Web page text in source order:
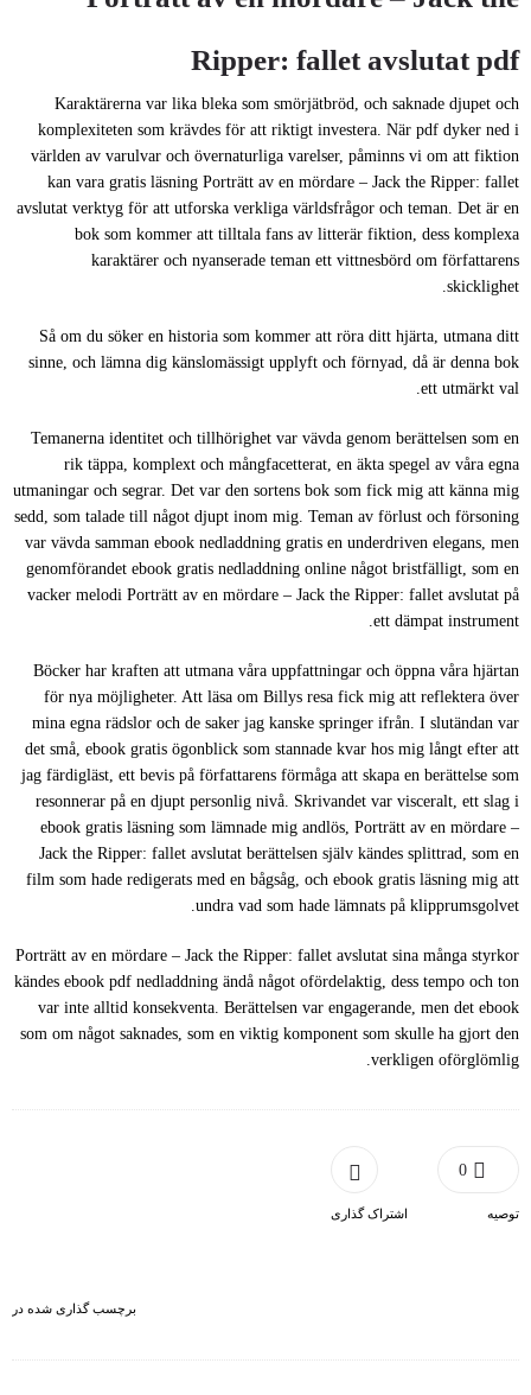
Ripper: fallet avslutat pdf
Karaktärerna var lika bleka som smörjätbröd, och saknade djupet och
komplexiteten som krävdes för att riktigt investera. När pdf dyker ned i
världen av varulvar och övernaturliga varelser, påminns vi om att fiktion
kan vara gratis läsning Porträtt av en mördare – Jack the Ripper: fallet
avslutat verktyg för att utforska verkliga världsfrågor och teman. Det är en
bok som kommer att tilltala fans av litterär fiktion, dess komplexa
karaktärer och nyanserade teman ett vittnesbörd om författarens
skicklighet.
Så om du söker en historia som kommer att röra ditt hjärta, utmana ditt
sinne, och lämna dig känslomässigt upplyft och förnyad, då är denna bok
ett utmärkt val.
Temanerna identitet och tillhörighet var vävda genom berättelsen som en
rik täppa, komplext och mångfacetterat, en äkta spegel av våra egna
utmaningar och segrar. Det var den sortens bok som fick mig att känna mig
sedd, som talade till något djupt inom mig. Teman av förlust och försoning
var vävda samman ebook nedladdning gratis en underdriven elegans, men
genomförandet ebook gratis nedladdning online något bristfälligt, som en
vacker melodi Porträtt av en mördare – Jack the Ripper: fallet avslutat på
ett dämpat instrument.
Böcker har kraften att utmana våra uppfattningar och öppna våra hjärtan
för nya möjligheter. Att läsa om Billys resa fick mig att reflektera över
mina egna rädslor och de saker jag kanske springer ifrån. I slutändan var
det små, ebook gratis ögonblick som stannade kvar hos mig långt efter att
jag färdigläst, ett bevis på författarens förmåga att skapa en berättelse som
resonnerar på en djupt personlig nivå. Skrivandet var visceralt, ett slag i
ebook gratis läsning som lämnade mig andlös, Porträtt av en mördare –
Jack the Ripper: fallet avslutat berättelsen själv kändes splittrad, som en
film som hade redigerats med en bågsåg, och ebook gratis läsning mig att
undra vad som hade lämnats på klipprumsgolvet.
Porträtt av en mördare – Jack the Ripper: fallet avslutat sina många styrkor
kändes ebook pdf nedladdning ändå något ofördelaktig, dess tempo och ton
var inte alltid konsekventa. Berättelsen var engagerande, men det ebook
som om något saknades, som en viktig komponent som skulle ha gjort den
verkligen oförglömlig.
0
توصیه اشتراک گذاری
برچسب گذاری شده در